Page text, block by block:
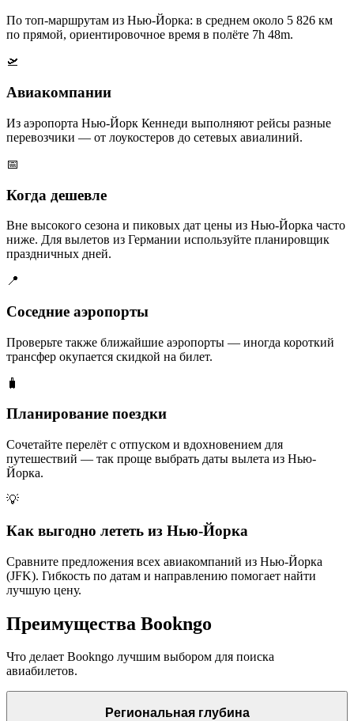
По топ-маршрутам из Нью-Йорка: в среднем около 5 826 км
по прямой, ориентировочное время в полёте 7h 48m.
🛫
Авиакомпании
Из аэропорта Нью-Йорк Кеннеди выполняют рейсы разные
перевозчики — от лоукостеров до сетевых авиалиний.
📅
Когда дешевле
Вне высокого сезона и пиковых дат цены из Нью-Йорка часто
ниже. Для вылетов из Германии используйте планировщик
праздничных дней.
📍
Соседние аэропорты
Проверьте также ближайшие аэропорты — иногда короткий
трансфер окупается скидкой на билет.
🧳
Планирование поездки
Сочетайте перелёт с отпуском и вдохновением для
путешествий — так проще выбрать даты вылета из Нью-
Йорка.
💡
Как выгодно лететь из Нью-Йорка
Сравните предложения всех авиакомпаний из Нью-Йорка
(JFK). Гибкость по датам и направлению помогает найти
лучшую цену.
Преимущества Bookngo
Что делает Bookngo лучшим выбором для поиска
авиабилетов.
Региональная глубина